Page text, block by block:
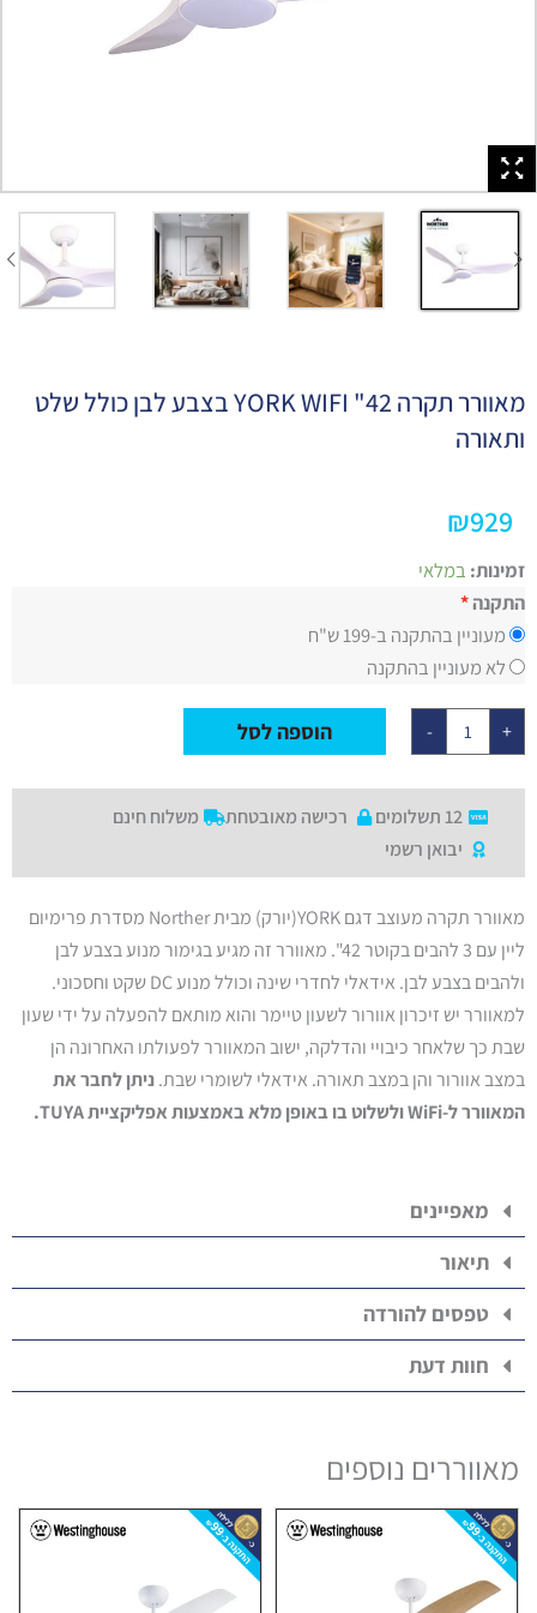
מאוורר תקרה 42" YORK WIFI בצבע לבן כולל שלט
ותאורה
₪929
זמינות: במלאי
התקנה
מעוניין בהתקנה ב-199 ש"ח
לא מעוניין בהתקנה
-
כמות
של
מאוורר
42"
YORK
WIFI
לבן
כולל
שלט
+ הוספה לסל
12 תשלומים רכישה מאובטחת
משלוח חינם
יבואן רשמי
מאוורר תקרה מעוצב דגם YORK(יורק) מבית Norther מסדרת פרימיום
ליין עם 3 להבים בקוטר 42". מאוורר זה מגיע בגימור מנוע בצבע לבן
ולהבים בצבע לבן. אידאלי לחדרי שינה וכולל מנוע DC שקט וחסכוני.
למאוורר יש זיכרון אוורור לשעון טיימר והוא מותאם להפעלה על ידי שעון
שבת כך שלאחר כיבויי והדלקה, ישוב המאוורר לפעולתו האחרונה הן
במצב אוורור והן במצב תאורה. אידאלי לשומרי שבת.ניתן לחבר את
המאוורר ל-WiFi ולשלוט בו באופן מלא באמצעות אפליקציית TUYA.
מאפיינים
תיאור
טפסים להורדה
חוות דעת
מאווררים נוספים